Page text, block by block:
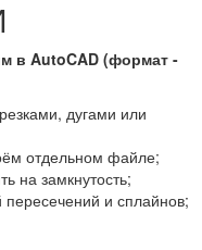
в AutoCAD (формат -
дугами или
отдельном файле;
на замкнутость;
пересечений и сплайнов;